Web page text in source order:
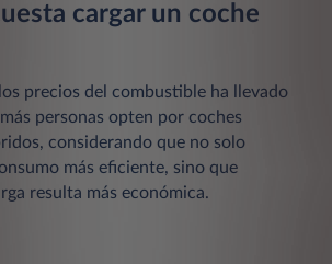
cargar un coche
precios del combustible ha llevado
personas opten por coches
considerando que no solo
más eficiente, sino que
resulta más económica.